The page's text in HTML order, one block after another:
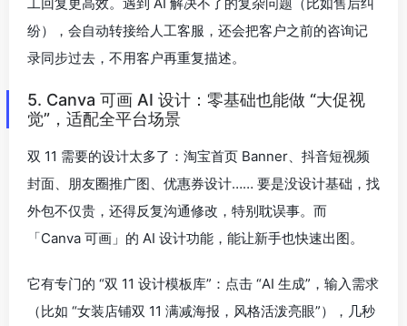
纷），会自动转接给人工客服，还会把客户之前的咨询记
录同步过去，不用客户再重复描述。
5. Canva 可画 AI 设计：零基础也能做 “大促视
觉”，适配全平台场景
双 11 需要的设计太多了：淘宝首页 Banner、抖音短视频
封面、朋友圈推广图、优惠券设计…… 要是没设计基础，找
外包不仅贵，还得反复沟通修改，特别耽误事。而
「Canva 可画」的 AI 设计功能，能让新手也快速出图。
它有专门的 “双 11 设计模板库”：点击 “AI 生成”，输入需求
（比如 “女装店铺双 11 满减海报，风格活泼亮眼”），几秒